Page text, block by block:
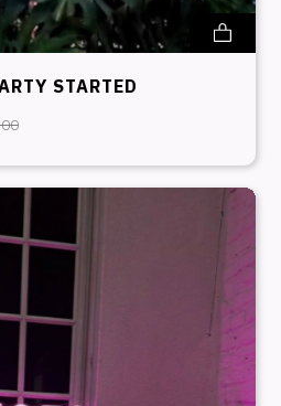
STARTED